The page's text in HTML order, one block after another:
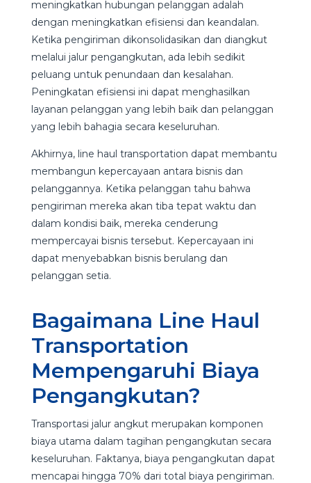
meningkatkan hubungan pelanggan adalah
dengan meningkatkan efisiensi dan keandalan.
Ketika pengiriman dikonsolidasikan dan diangkut
melalui jalur pengangkutan, ada lebih sedikit
peluang untuk penundaan dan kesalahan.
Peningkatan efisiensi ini dapat menghasilkan
layanan pelanggan yang lebih baik dan pelanggan
yang lebih bahagia secara keseluruhan.
Akhirnya, line haul transportation dapat membantu
membangun kepercayaan antara bisnis dan
pelanggannya. Ketika pelanggan tahu bahwa
pengiriman mereka akan tiba tepat waktu dan
dalam kondisi baik, mereka cenderung
mempercayai bisnis tersebut. Kepercayaan ini
dapat menyebabkan bisnis berulang dan
pelanggan setia.
Bagaimana Line Haul
Transportation
Mempengaruhi Biaya
Pengangkutan?
Transportasi jalur angkut merupakan komponen
biaya utama dalam tagihan pengangkutan secara
keseluruhan. Faktanya, biaya pengangkutan dapat
mencapai hingga 70% dari total biaya pengiriman.